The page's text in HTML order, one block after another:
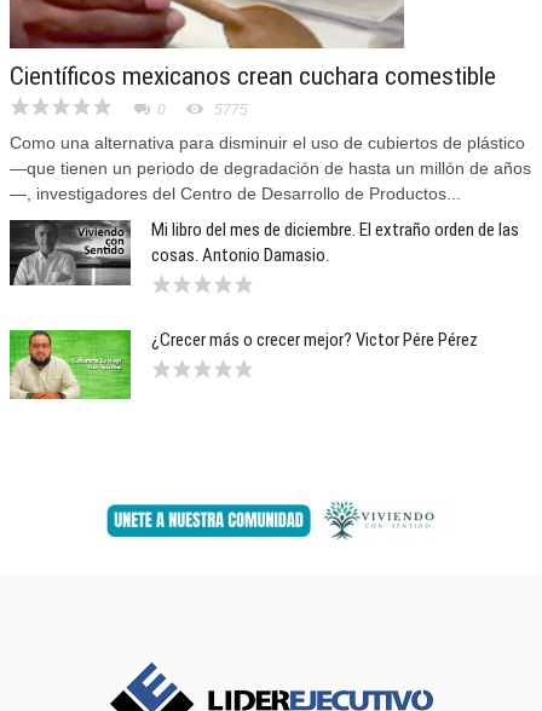
Científicos mexicanos crean cuchara comestible
0 5775
Como una alternativa para disminuir el uso de cubiertos de plástico
—que tienen un periodo de degradación de hasta un millón de años
—, investigadores del Centro de Desarrollo de Productos...
Mi libro del mes de diciembre. El extraño orden de las
cosas. Antonio Damasio.
¿Crecer más o crecer mejor? Victor Pére Pérez